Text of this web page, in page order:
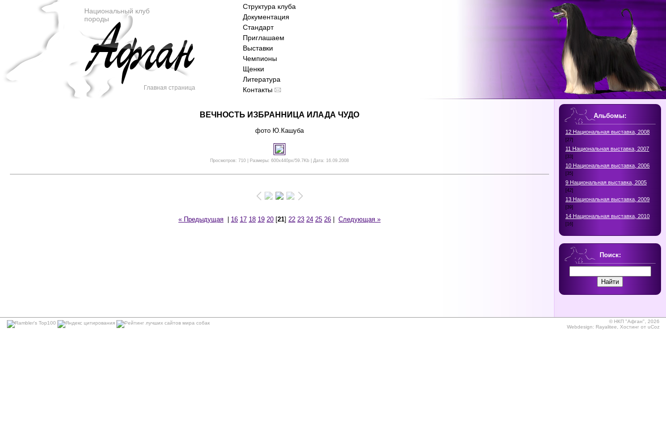
Национальный клуб
породы
Главная страница
Структура клуба
Документация
Стандарт
Приглашаем
Выставки
Чемпионы
Щенки
Литература
Контакты
ВЕЧНОСТЬ ИЗБРАННИЦА ИЛАДА ЧУДО
фото Ю.Кашуба
Просмотров: 710 | Размеры: 600x440px/59.7Kb | Дата: 16.09.2008
« Предыдущая 16 17 18 19 20 [21] 22 23 24 25 26 Следующая »
Альбомы:
12 Национальная выставка, 2008
[27]
11 Национальная выставка, 2007
[33]
10 Национальная выставка, 2006
[35]
9 Национальная выставка, 2005
[42]
13 Национальная выставка, 2009
[39]
14 Национальная выставка, 2010
[16]
Поиск:
©НКП "Афган", 2026
Webdesign: Rayalitee Хостинг от uCoz